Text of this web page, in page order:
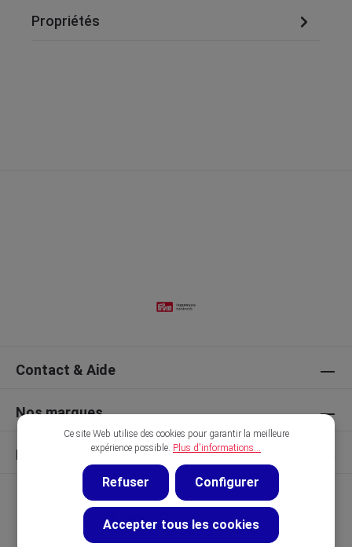
Propriétés
Contact & Aide
Nos marques
Découvrir
Ce site Web utilise des cookies pour garantir la meilleure
expérience possible. Plus d'informations...
Refuser Configurer
Accepter tous les cookies